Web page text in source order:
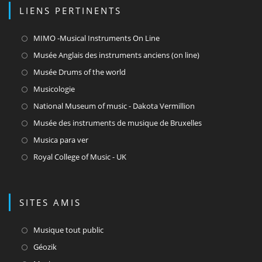
LIENS PERTINENTS
MIMO -Musical Instruments On LineS’ouvre
dans
Musée Anglais des instruments anciens (on line)S’ouvre
Musée Drums of the world
onglet
MusicologieS’ouvre
dans
National Museum of music - Dakota Vermillion
dans
Musée des instruments de musique de BruxellesS’ouvre
Musica para verS’ouvre
dans
Royal College of Music - UKS’ouvre
SITES AMIS
Musique tout publicS’ouvre
GéozikS’ouvre